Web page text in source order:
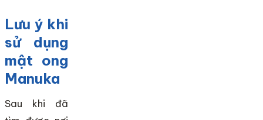
Lưu ý khi
sử dụng
mật ong
Manuka
Sau khi đã